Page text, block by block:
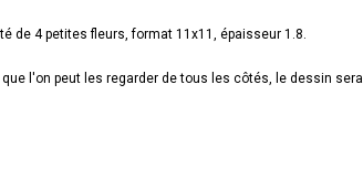
de 4 petites fleurs, format 11x11, épaisseur 1.8.
l'on peut les regarder de tous les côtés, le dessin sera